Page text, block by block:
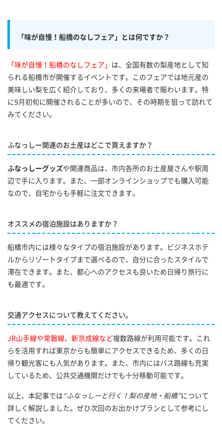
「味が自慢！船橋のなしフェア」とは何ですか？
「味が自慢！船橋のなしフェア」 は、全国有数の梨産地として知
られる船橋市が開催するイベントです。このフェアでは地元産の
美味しい梨を広く紹介しており、多くの来場者で賑わいます。特
に9月初旬に開催されることが多いので、その時期を狙って訪れて
みてください。
ふなっしー関連のお土産はどこで買えますか？
ふなっしーグッズ や関連商品は、市内各所のお土産屋さんや駅周
辺で手に入ります。また、一部オンラインショップでも購入可能
なので、自宅からも手軽に注文できます。
オススメの宿泊施設はありますか？
船橋市内には様々なタイプの宿泊施設があります。ビジネスホテ
ルからリゾートタイプまで選べるので、自分に合ったスタイルで
滞在できます。また、都心へのアクセスも良いため日帰り旅行に
も最適です。
交通アクセスについて教えてください。
JR山手線や常磐線、新京成線など複数路線が利用可能です。これ
らを活用すれば東京からも簡単にアクセスできるため、多くの日
帰り観光客にも人気があります。また、市内にはバス路線も充実
しているため、公共交通機関だけでも十分移動可能です。
以上、本記事では “ふなっしーと行く！梨の産地・船橋”について
詳しく解説しました。ぜひ次回のお出かけプランとして参考にし
てください。